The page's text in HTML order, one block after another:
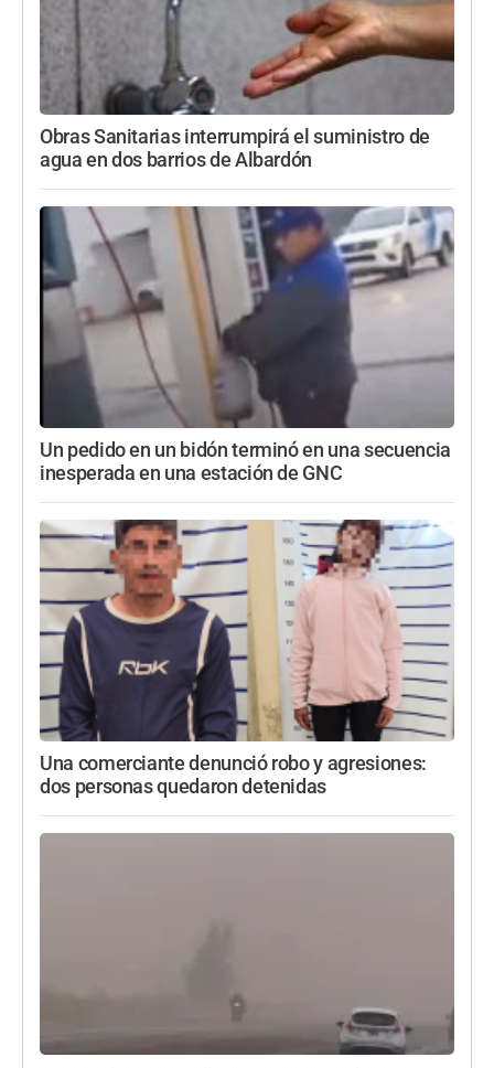
Obras Sanitarias interrumpirá el suministro de
agua en dos barrios de Albardón
Un pedido en un bidón terminó en una secuencia
inesperada en una estación de GNC
Una comerciante denunció robo y agresiones:
dos personas quedaron detenidas